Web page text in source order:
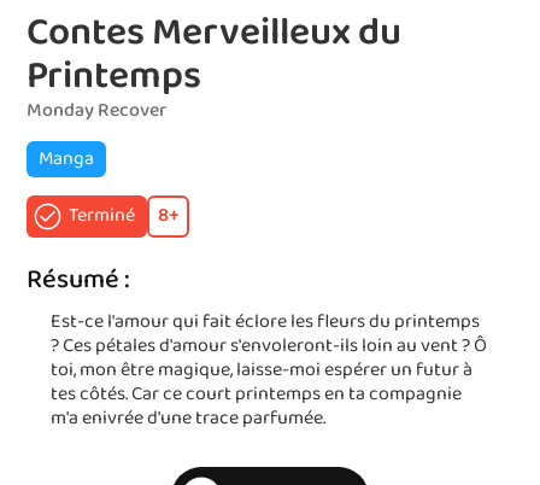
Contes Merveilleux du
Printemps
Monday Recover
Manga
Terminé
8+
Résumé :
Est-ce l'amour qui fait éclore les fleurs du printemps
? Ces pétales d'amour s'envoleront-ils loin au vent ? Ô
toi, mon être magique, laisse-moi espérer un futur à
tes côtés. Car ce court printemps en ta compagnie
m'a enivrée d'une trace parfumée.